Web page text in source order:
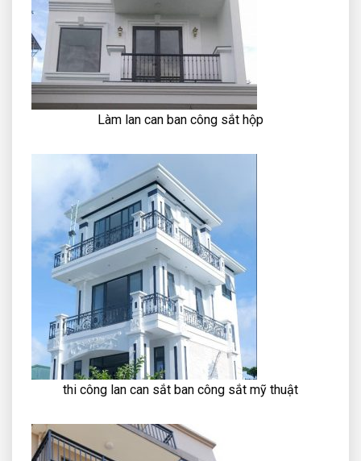
Làm lan can ban công sắt hộp
thi công lan can sắt ban công sắt mỹ thuật